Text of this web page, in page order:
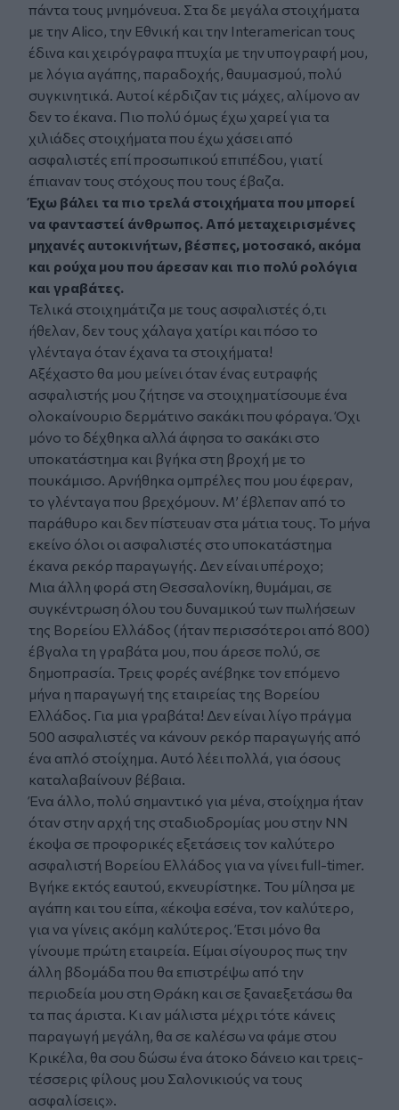
πάντα τους μνημόνευα. Στα δε μεγάλα στοιχήματα
με την Alico, την Εθνική και την Interamerican τους
έδινα και χειρόγραφα πτυχία με την υπογραφή μου,
με λόγια αγάπης, παραδοχής, θαυμασμού, πολύ
συγκινητικά. Αυτοί κέρδιζαν τις μάχες, αλίμονο αν
δεν το έκανα. Πιο πολύ όμως έχω χαρεί για τα
χιλιάδες στοιχήματα που έχω χάσει από
ασφαλιστές επί προσωπικού επιπέδου, γιατί
έπιαναν τους στόχους που τους έβαζα.
Έχω βάλει τα πιο τρελά στοιχήματα που μπορεί
να φανταστεί άνθρωπος. Από μεταχειρισμένες
μηχανές αυτοκινήτων, βέσπες, μοτοσακό, ακόμα
και ρούχα μου που άρεσαν και πιο πολύ ρολόγια
και γραβάτες.
Τελικά στοιχημάτιζα με τους ασφαλιστές ό,τι
ήθελαν, δεν τους χάλαγα χατίρι και πόσο το
γλένταγα όταν έχανα τα στοιχήματα!
Αξέχαστο θα μου μείνει όταν ένας ευτραφής
ασφαλιστής μου ζήτησε να στοιχηματίσουμε ένα
ολοκαίνουριο δερμάτινο σακάκι που φόραγα. Όχι
μόνο το δέχθηκα αλλά άφησα το σακάκι στο
υποκατάστημα και βγήκα στη βροχή με το
πουκάμισο. Αρνήθηκα ομπρέλες που μου έφεραν,
το γλένταγα που βρεχόμουν. Μ’ έβλεπαν από το
παράθυρο και δεν πίστευαν στα μάτια τους. Το μήνα
εκείνο όλοι οι ασφαλιστές στο υποκατάστημα
έκανα ρεκόρ παραγωγής. Δεν είναι υπέροχο;
Μια άλλη φορά στη Θεσσαλονίκη, θυμάμαι, σε
συγκέντρωση όλου του δυναμικού των πωλήσεων
της Βορείου Ελλάδος (ήταν περισσότεροι από 800)
έβγαλα τη γραβάτα μου, που άρεσε πολύ, σε
δημοπρασία. Τρεις φορές ανέβηκε τον επόμενο
μήνα η παραγωγή της εταιρείας της Βορείου
Ελλάδος. Για μια γραβάτα! Δεν είναι λίγο πράγμα
500 ασφαλιστές να κάνουν ρεκόρ παραγωγής από
ένα απλό στοίχημα. Αυτό λέει πολλά, για όσους
καταλαβαίνουν βέβαια.
Ένα άλλο, πολύ σημαντικό για μένα, στοίχημα ήταν
όταν στην αρχή της σταδιοδρομίας μου στην ΝΝ
έκοψα σε προφορικές εξετάσεις τον καλύτερο
ασφαλιστή Βορείου Ελλάδος για να γίνει full-timer.
Βγήκε εκτός εαυτού, εκνευρίστηκε. Του μίλησα με
αγάπη και του είπα, «έκοψα εσένα, τον καλύτερο,
για να γίνεις ακόμη καλύτερος. Έτσι μόνο θα
γίνουμε πρώτη εταιρεία. Είμαι σίγουρος πως την
άλλη βδομάδα που θα επιστρέψω από την
περιοδεία μου στη Θράκη και σε ξαναεξετάσω θα
τα πας άριστα. Κι αν μάλιστα μέχρι τότε κάνεις
παραγωγή μεγάλη, θα σε καλέσω να φάμε στου
Κρικέλα, θα σου δώσω ένα άτοκο δάνειο και τρεις-
τέσσερις φίλους μου Σαλονικιούς να τους
ασφαλίσεις».